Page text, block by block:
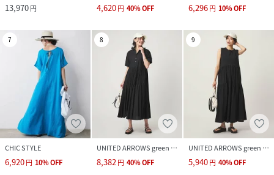
13,970円 4,620円 40%OFF 6,296円 10%OFF
7
CHIC STYLE
6,920円 10%OFF
8
UNITED ARROWS green label relaxing
8,382円 40%OFF
9
UNITED ARROWS green label relaxing
5,940円 40%OFF